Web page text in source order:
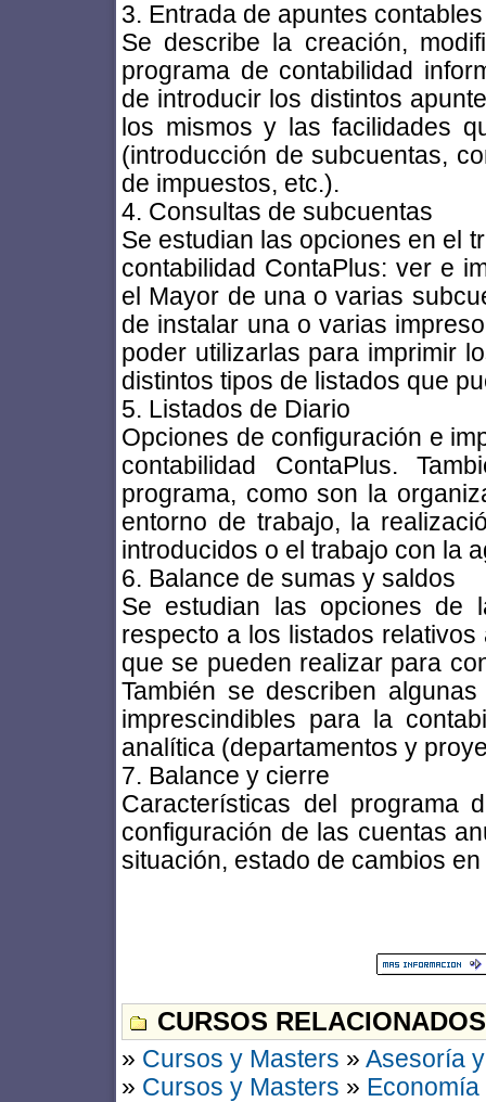
3. Entrada de apuntes contables
Se describe la creación,
programa de contabilidad
de introducir los distintos
los mismos y las facilidades
(introducción de subcuentas,
de impuestos, etc.).
4. Consultas de subcuentas
Se estudian las opciones en el
contabilidad ContaPlus: ver e
el Mayor de una o varias
de instalar una o varias
poder utilizarlas para imprimir
distintos tipos de listados que
5. Listados de Diario
Opciones de configuración e
contabilidad ContaPlus.
programa, como son la
entorno de trabajo, la
introducidos o el trabajo con la
6. Balance de sumas y saldos
Se estudian las opciones de
respecto a los listados
que se pueden realizar para
También se describen
imprescindibles para la
analítica (departamentos y
7. Balance y cierre
Características del programa
configuración de las cuentas
situación, estado de cambios
CURSOS
» Cursos y Masters » Asesoría
» Cursos y Masters »